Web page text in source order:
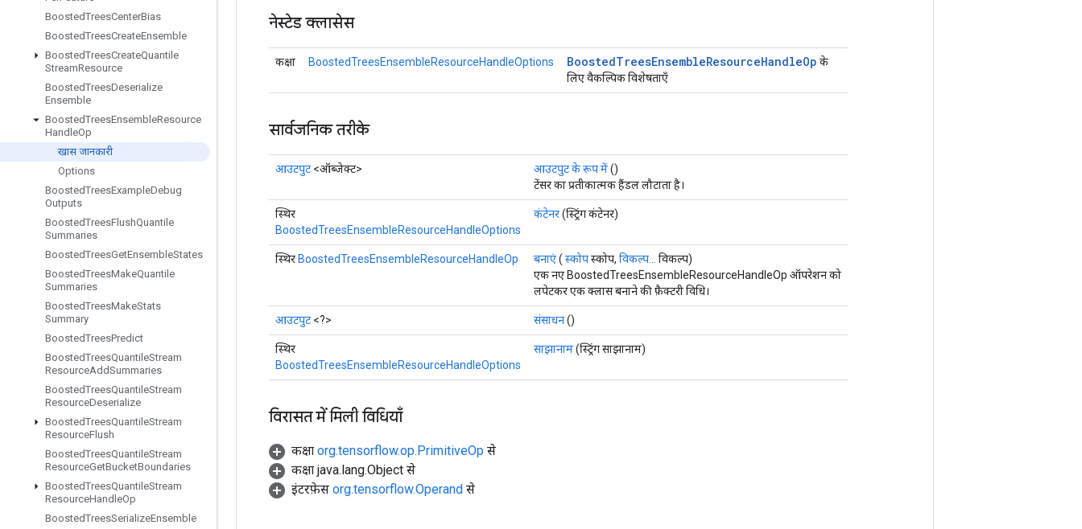
BoostedTreesCenterBias
BoostedTreesCreateEnsemble
BoostedTreesCreateQuantile
StreamResource
BoostedTreesDeserialize
Ensemble
BoostedTreesEnsembleResource
HandleOp
खास जानकारी
Options
BoostedTreesExampleDebug
Outputs
BoostedTreesFlushQuantile
Summaries
BoostedTreesGetEnsembleStates
BoostedTreesMakeQuantile
Summaries
BoostedTreesMakeStats
Summary
BoostedTreesPredict
BoostedTreesQuantileStream
ResourceAddSummaries
BoostedTreesQuantileStream
ResourceDeserialize
BoostedTreesQuantileStream
ResourceFlush
BoostedTreesQuantileStream
ResourceGetBucketBoundaries
BoostedTreesQuantileStream
ResourceHandleOp
BoostedTreesSerializeEnsemble
नेस्टेड क्लासेस
कक्षा BoostedTreesEnsembleResourceHandleOptions BoostedTreesEnsembleResourceHandleOp के
लिए वैकल्पिक विशेषताएँ
सार्वजनिक तरीके
आउटपुट <ऑब्जेक्ट> आउटपुट के रूप में()
टेंसर का प्रतीकात्मक हैंडल लौटाता है।
स्थिर
BoostedTreesEnsembleResourceHandleOptions
कंटेनर(स्ट्रिंग कंटेनर)
स्थिर BoostedTreesEnsembleResourceHandleOp बनाएं( स्कोपस्कोप, विकल्प...
विकल्प)
एक नए BoostedTreesEnsembleResourceHandleOp ऑपरेशन को
लपेटकर एक क्लास बनाने की फ़ैक्टरी विधि।
आउटपुट <?> संसाधन()
स्थिर
BoostedTreesEnsembleResourceHandleOptions
साझानाम(स्ट्रिंग साझानाम)
विरासत में मिली विधियाँ
कक्षा org.tensorflow.op.PrimitiveOp से
कक्षा java.lang.Object से
इंटरफ़ेस org.tensorflow.Operand से